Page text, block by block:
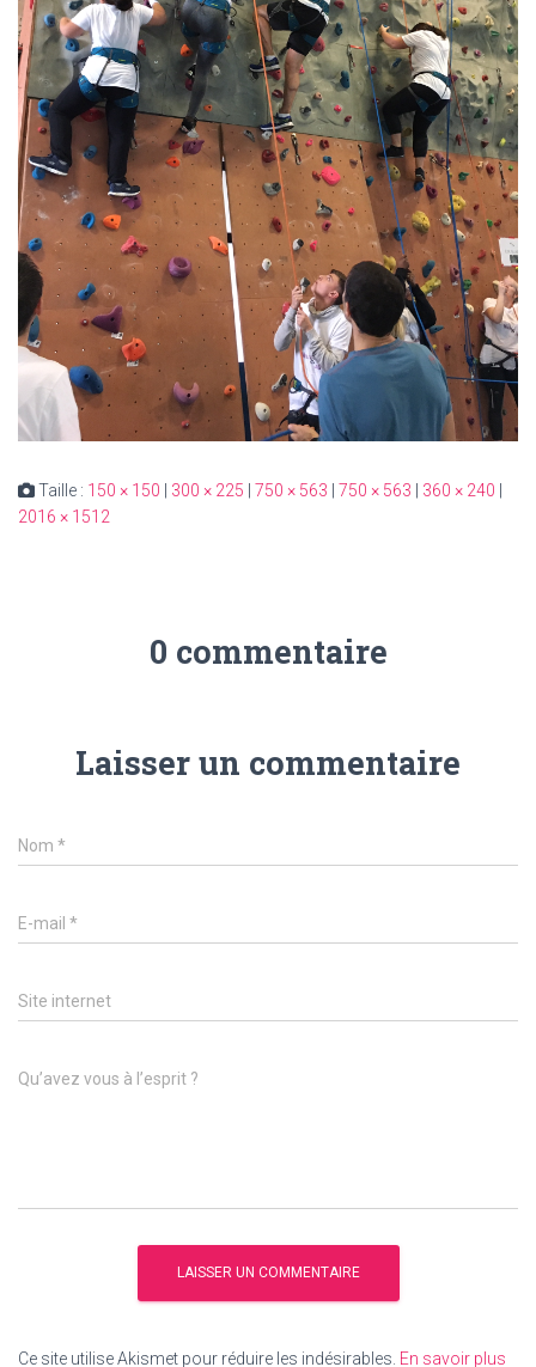
Taille : 150 × 150 300 × 225 750 × 563 750 × 563 360 × 240
2016 × 1512
0 commentaire
Laisser un commentaire
Nom *
E-mail *
Site internet
Qu’avez vous à l’esprit ?
Ce site utilise Akismet pour réduire les indésirables. En savoir plus